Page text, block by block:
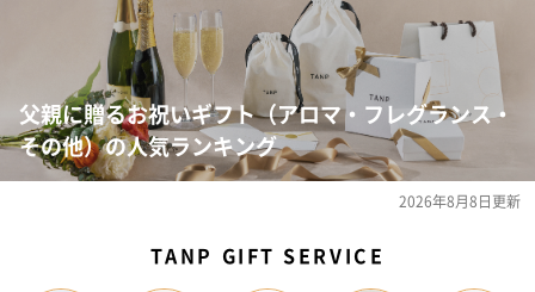
父親に贈るお祝いギフト（アロマ・フレグランス・
その他）の人気ランキング
2026年8月8日更新
TANP GIFT SERVICE